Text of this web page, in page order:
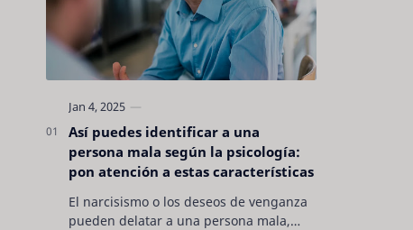
Así puedes identificar a una
persona mala según la psicología:
pon atención a estas características
El narcisismo o los deseos de venganza
pueden delatar a una persona mala,